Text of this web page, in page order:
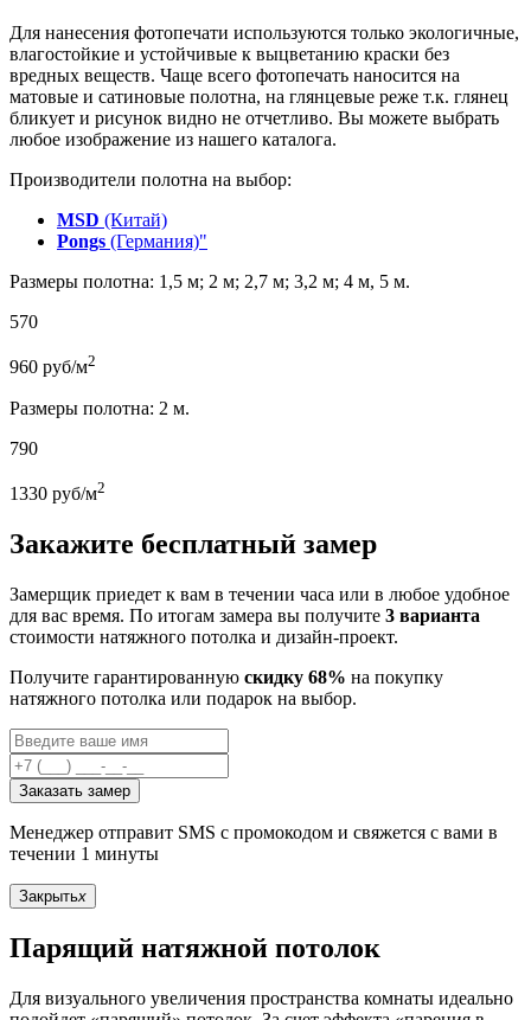
Для нанесения фотопечати используются только экологичные,
влагостойкие и устойчивые к выцветанию краски без
вредных веществ. Чаще всего фотопечать наносится на
матовые и сатиновые полотна, на глянцевые реже т.к. глянец
бликует и рисунок видно не отчетливо. Вы можете выбрать
любое изображение из нашего каталога.
Производители полотна на выбор:
MSD (Китай)
Pongs (Германия)"
Размеры полотна: 1,5 м; 2 м; 2,7 м; 3,2 м; 4 м, 5 м.
570
960 руб/м2
Размеры полотна: 2 м.
790
1330 руб/м2
Закажите бесплатный замер
Замерщик приедет к вам в течении часа или в любое удобное
для вас время. По итогам замера вы получите 3 варианта
стоимости натяжного потолка и дизайн-проект.
Получите гарантированную скидку 68% на покупку
натяжного потолка или подарок на выбор.
Заказать замер
Менеджер отправит SMS с промокодом и свяжется с вами в
течении 1 минуты
Закрытьx
Парящий натяжной потолок
Для визуального увеличения пространства комнаты идеально